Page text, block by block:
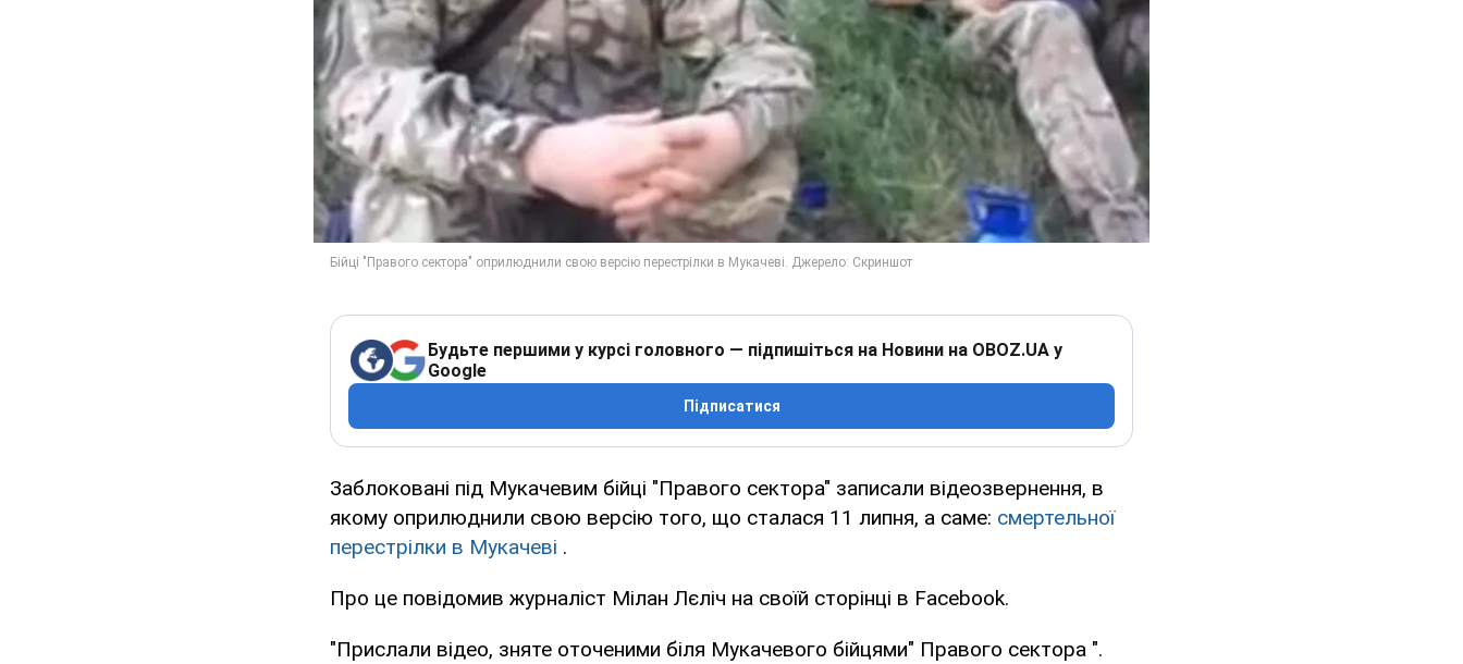
Будьте першими у курсі головного — підпишіться на Новини на OBOZ.UA у
Google
Підписатися
Заблоковані під Мукачевим бійці "Правого сектора" записали відеозвернення, в
якому оприлюднили свою версію того, що сталася 11 липня, а саме: смертельної
перестрілки в Мукачеві .
Про це повідомив журналіст Мілан Лєліч на своїй сторінці в Facebook.
"Прислали відео, зняте оточеними біля Мукачевого бійцями" Правого сектора ".